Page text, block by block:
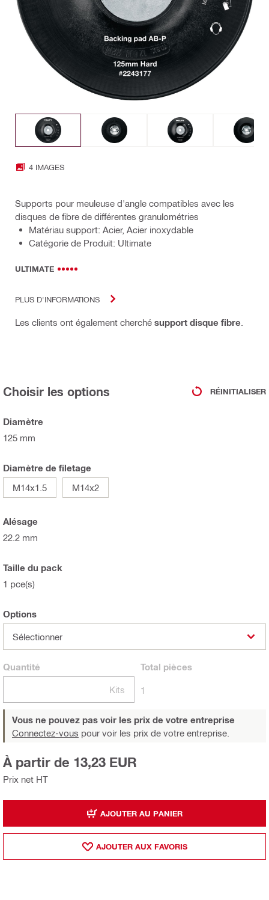
4 IMAGES
Supports pour meuleuse d'angle compatibles avec les
disques de fibre de différentes granulométries
Matériau support: Acier, Acier inoxydable
Catégorie de Produit: Ultimate
ULTIMATE
PLUS D'INFORMATIONS
Les clients ont également cherché support disque fibre
Choisir les options RÉINITIALISER
Diamètre
125 mm
Diamètre de filetage
M14x1.5
M14x2
Alésage
22.2 mm
Taille du pack
1 pce(s)
Options
Sélectionner
Quantité
Kits
Total pièces
1
Vous ne pouvez pas voir les prix de votre entreprise
Connectez-vous pour voir les prix de votre entreprise.
Prix net HT
À partir de 13,23 EUR
AJOUTER AU PANIER
AJOUTER AUX FAVORIS